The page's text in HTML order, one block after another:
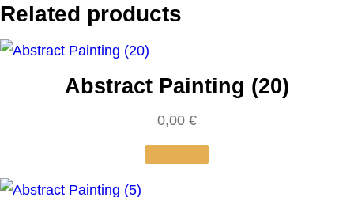
r
n
e
Related products
Abstract Painting (20)
0,00 €